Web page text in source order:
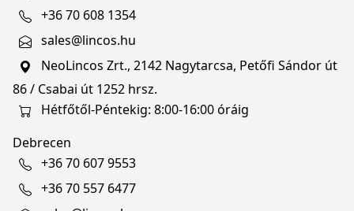
+36 70 608 1354
sales@lincos.hu
NeoLincos Zrt., 2142 Nagytarcsa, Petőfi Sándor út
86 / Csabai út 1252 hrsz.
Hétfőtől-Péntekig: 8:00-16:00 óráig
Debrecen
+36 70 607 9553
+36 70 557 6477